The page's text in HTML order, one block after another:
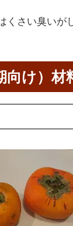
くさい臭いが
向け）材